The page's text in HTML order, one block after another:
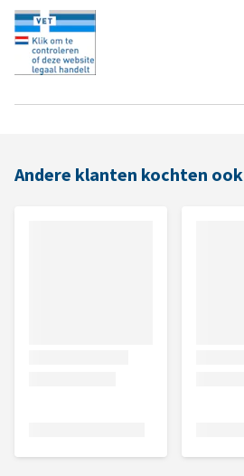
Andere klanten kochten ook